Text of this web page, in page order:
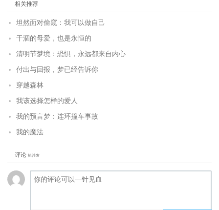
相关推荐
坦然面对偷窥：我可以做自己
干涸的母爱，也是永恒的
清明节梦境：恐惧，永远都来自内心
付出与回报，梦已经告诉你
穿越森林
我该选择怎样的爱人
我的预言梦：连环撞车事故
我的魔法
评论 抢沙发